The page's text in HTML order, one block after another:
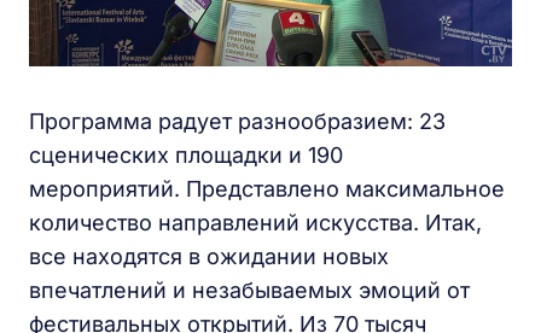
Программа радует разнообразием: 23
сценических площадки и 190
мероприятий. Представлено максимальное
количество направлений искусства. Итак,
все находятся в ожидании новых
впечатлений и незабываемых эмоций от
фестивальных открытий. Из 70 тысяч